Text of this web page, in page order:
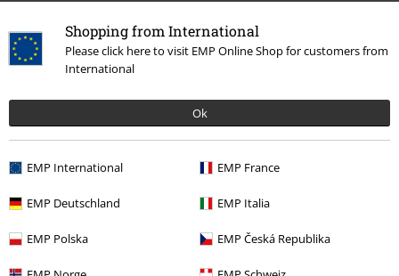
Shopping from International
Please click here to visit EMP Online Shop for customers from
International
Ok
EMP International EMP France
EMP Deutschland EMP Italia
EMP Polska EMP Česká Republika